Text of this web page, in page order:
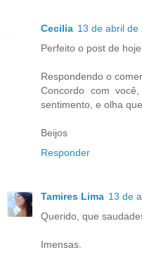
Cecilia 13 de abril de
Perfeito o post de
Respondendo o
Concordo com
sentimento, e olha
Beijos
Responder
Tamires Lima 13 de
Querido, que
Imensas.